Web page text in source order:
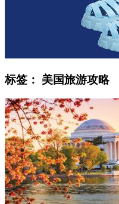
标签： 美国旅游攻略